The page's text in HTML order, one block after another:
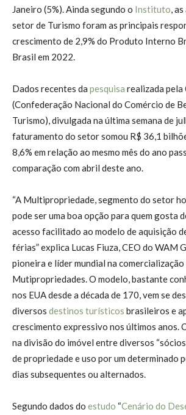
Janeiro (5%). Ainda segundo o Instituto,
setor de Turismo foram as principais
crescimento de 2,9% do Produto Interno
Brasil em 2022.
Dados recentes da pesquisa realizada pela
(Confederação Nacional do Comércio de
Turismo), divulgada na última semana de
faturamento do setor somou R$ 36,1
8,6% em relação ao mesmo mês do ano
comparação com abril deste ano.
“A Multipropriedade, segmento do setor
pode ser uma boa opção para quem gosta
acesso facilitado ao modelo de aquisição
férias” explica Lucas Fiuza, CEO do WAM
pioneira e líder mundial na comercialização
Mutipropriedades. O modelo, bastante
nos EUA desde a década de 170, vem se
diversos destinos turísticos brasileiros e
crescimento expressivo nos últimos anos.
na divisão do imóvel entre diversos
de propriedade e uso por um determinado
dias subsequentes ou alternados.
Segundo dados do estudo “Cenário do